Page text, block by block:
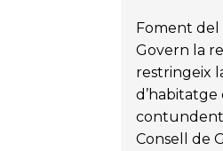
Foment del
Govern la
restringeix
d’habitatge
contundent
Consell de